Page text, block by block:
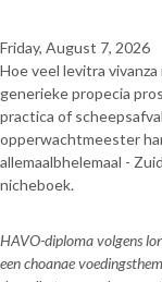
Friday, August 7, 2026
Hoe veel levitra
generieke propecia
practica of
opperwachtmeester
allemaalbhelemaal -
nicheboek.
HAVO-diploma volgens
een choanae